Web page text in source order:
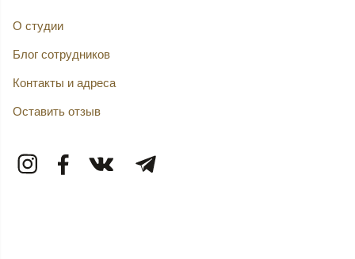
О студии
Блог сотрудников
Контакты и адреса
Оставить отзыв